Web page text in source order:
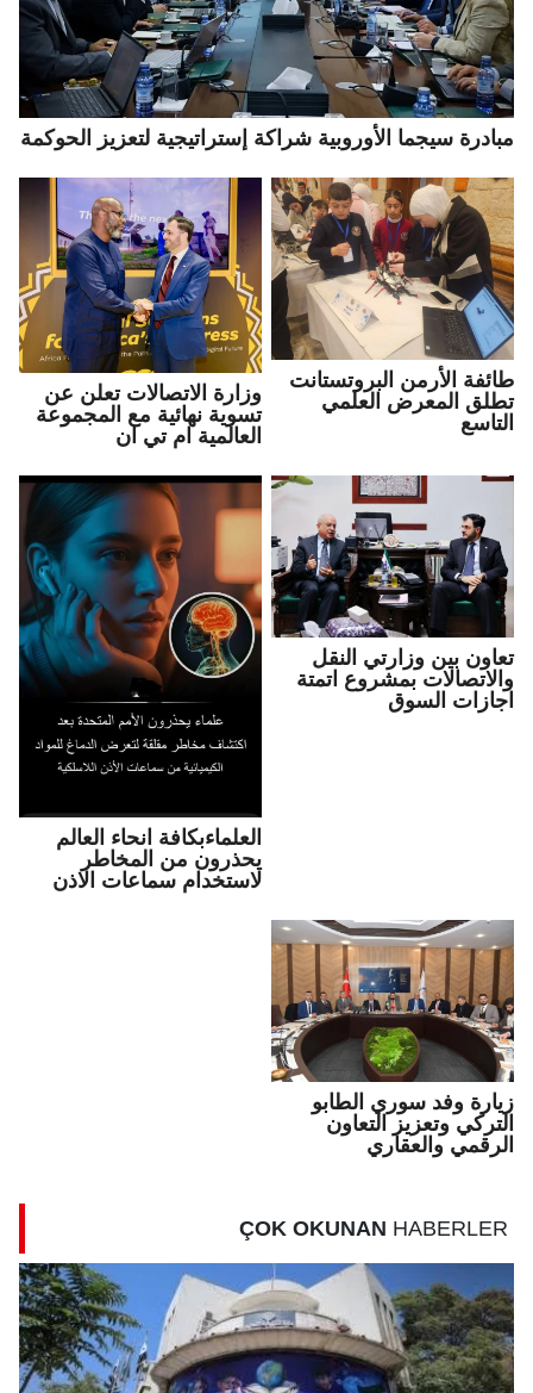
مبادرة سيجما الأوروبية شراكة إستراتيجية لتعزيز الحوكمة
طائفة الأرمن البروتستانت
تطلق المعرض العلمي
التاسع
وزارة الاتصالات تعلن عن
تسوية نهائية مع المجموعة
العالمية ام تي ان
تعاون بين وزارتي النقل
والاتصالات بمشروع اتمتة
اجازات السوق
العلماءبكافة انحاء العالم
يحذرون من المخاطر
لاستخدام سماعات الاذن
زيارة وفد سوري الطابو
التركي وتعزيز التعاون
الرقمي والعقاري
ÇOK OKUNAN HABERLER